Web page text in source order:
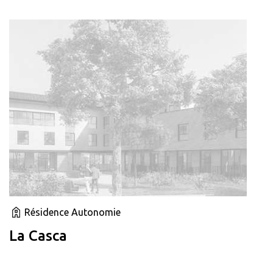
Résidence Autonomie
La Casca